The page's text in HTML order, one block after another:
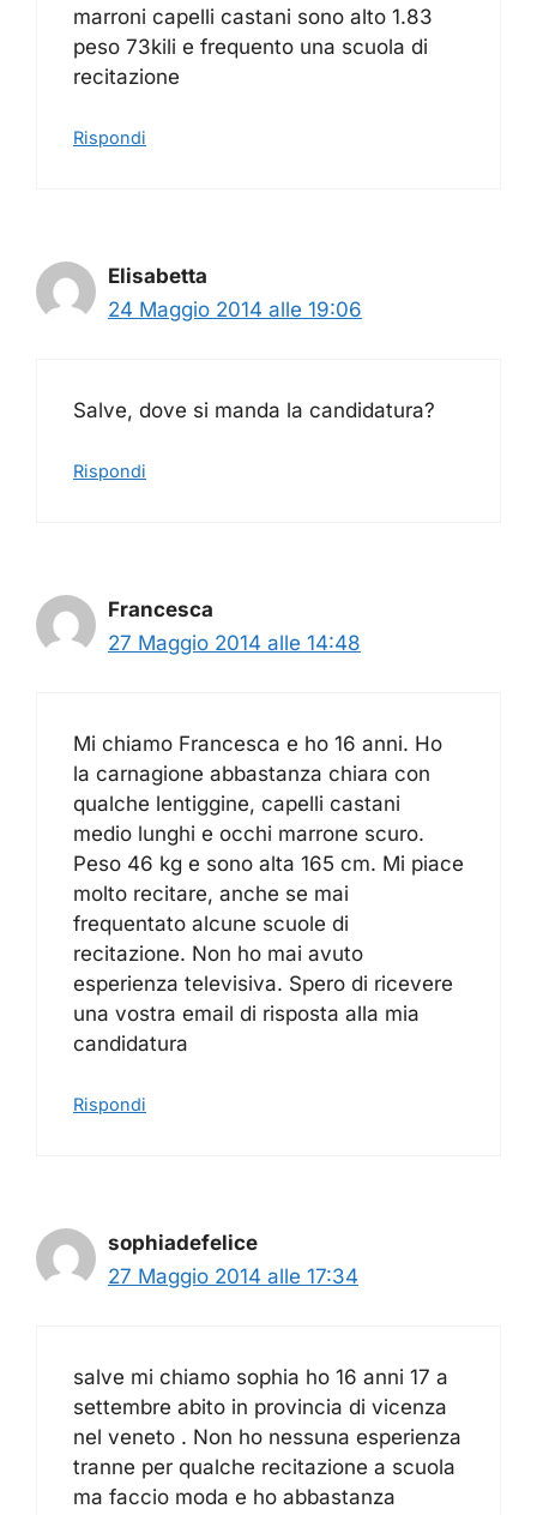
marroni capelli castani sono alto 1.83
peso 73kili e frequento una scuola di
recitazione
Rispondi
Elisabetta
24 Maggio 2014 alle 19:06
Salve, dove si manda la candidatura?
Rispondi
Francesca
27 Maggio 2014 alle 14:48
Mi chiamo Francesca e ho 16 anni. Ho
la carnagione abbastanza chiara con
qualche lentiggine, capelli castani
medio lunghi e occhi marrone scuro.
Peso 46 kg e sono alta 165 cm. Mi piace
molto recitare, anche se mai
frequentato alcune scuole di
recitazione. Non ho mai avuto
esperienza televisiva. Spero di ricevere
una vostra email di risposta alla mia
candidatura
Rispondi
sophiadefelice
27 Maggio 2014 alle 17:34
salve mi chiamo sophia ho 16 anni 17 a
settembre abito in provincia di vicenza
nel veneto . Non ho nessuna esperienza
tranne per qualche recitazione a scuola
ma faccio moda e ho abbastanza